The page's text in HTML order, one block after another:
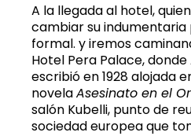
A la llegada al hotel,
cambiar su
formal. y iremos
Hotel Pera Palace,
escribió en 1928 alojada
novelaAsesinato en el
salón Kubelli, punto de
sociedad europea que